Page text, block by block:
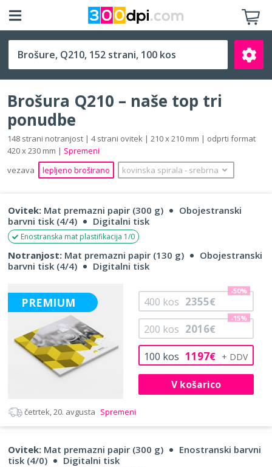
Q210 (210 x 210 mm)
Išči
Brošura Q210 – naše top tri
ponudbe
148 strani notranjost | 4 strani ovitek | 210 x 210 mm | odprti format
420 x 230 mm | Spremeni
vezava
lepljeno broširano kovinska spirala ‐ srebrna
Ovitek: Mat premazni papir (300 g)
Obojestranski
barvni tisk (4/4)
Digitalni tisk
Enostranska mat plastifikacija 1/0
Notranjost: Mat premazni papir (130 g)
Obojestranski
barvni tisk (4/4)
Digitalni tisk
PREMIUM
100 kos 1197€
200 kos 2016€
-15%
400 kos 2355€
-50%
V košarico
četrtek, 20. avgusta Spremeni
Ovitek: Mat premazni papir (300 g)
Enostranski barvni
tisk (4/0)
Digitalni tisk